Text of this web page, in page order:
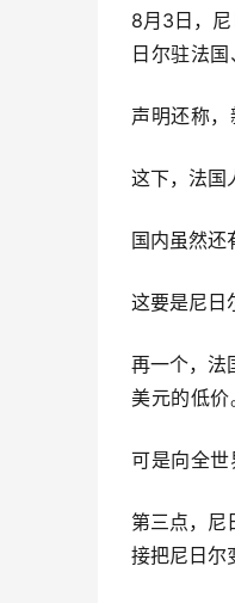
8月3日，
日尔驻法国
声明还称，
这下，法国
国内虽然还
这要是尼日
再一个，法
美元的低价
可是向全世
第三点，尼
接把尼日尔